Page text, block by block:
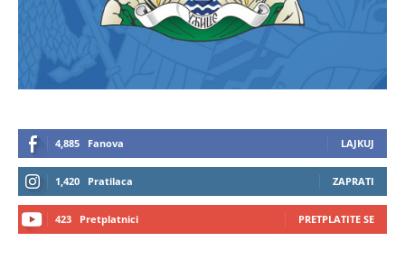
4,885 Fanova LAJKUJ
1,420 Pratilaca ZAPRATI
423 Pretplatnici PRETPLATITE SE